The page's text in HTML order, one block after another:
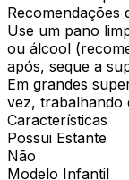
Recomendações
Use um pano
ou álcool
após, seque a
Em grandes
vez, trabalhando
Características
Possui Estante
Não
Modelo Infantil